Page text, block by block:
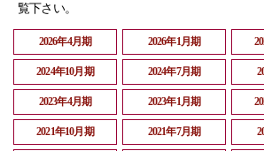
覧下さい。
2026年4月期 2026年1月期
2024年10月期 2024年7月期
2023年4月期 2023年1月期
2021年10月期 2021年7月期